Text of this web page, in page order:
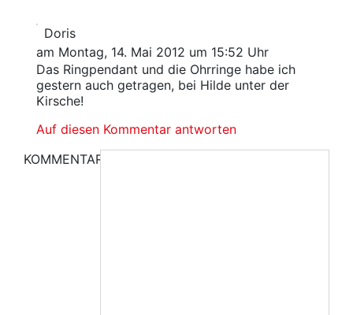
Doris
am Montag, 14. Mai 2012 um 15:52 Uhr
Das Ringpendant und die Ohrringe habe ich
gestern auch getragen, bei Hilde unter der
Kirsche!
Auf diesen Kommentar antworten
KOMMENTAR